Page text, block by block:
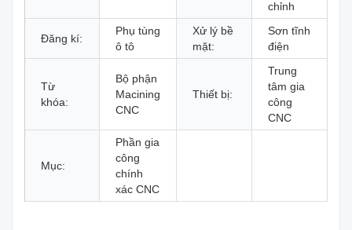
chỉnh
Đăng kí:
Phụ tùng
ô tô
Xử lý bề
mặt:
Sơn tĩnh
điện
Từ
khóa:
Bộ phận
Macining
CNC
Thiết bị:
Trung
tâm gia
công
CNC
Mục:
Phần gia
công
chính
xác CNC